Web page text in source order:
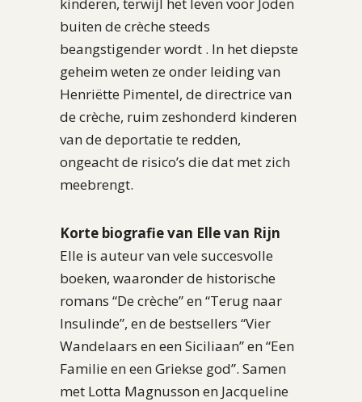
kinderen, terwijl het leven voor Joden
buiten de crèche steeds
beangstigender wordt . In het diepste
geheim weten ze onder leiding van
Henriëtte Pimentel, de directrice van
de crèche, ruim zeshonderd kinderen
van de deportatie te redden,
ongeacht de risico’s die dat met zich
meebrengt.
Korte biografie van Elle van Rijn
Elle is auteur van vele succesvolle
boeken, waaronder de historische
romans “De crèche” en “Terug naar
Insulinde”, en de bestsellers “Vier
Wandelaars en een Siciliaan” en “Een
Familie en een Griekse god”. Samen
met Lotta Magnusson en Jacqueline